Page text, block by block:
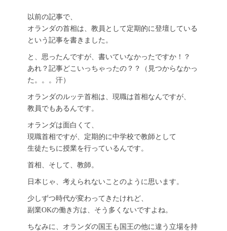
日
者
以前の記事で、
オランダの首相は、教員として定期的に登壇している
という記事を書きました。
と、思ったんですが、書いていなかったですか！？
あれ？記事どこいっちゃったの？？（見つからなかっ
た。。。汗）
オランダのルッテ首相は、現職は首相なんですが、
教員でもあるんです。
オランダは面白くて、
現職首相ですが、定期的に中学校で教師として
生徒たちに授業を行っているんです。
首相、そして、教師。
日本じゃ、考えられないことのように思います。
少しずつ時代が変わってきたけれど、
副業OKの働き方は、そう多くないですよね。
ちなみに、オランダの国王も国王の他に違う立場を持